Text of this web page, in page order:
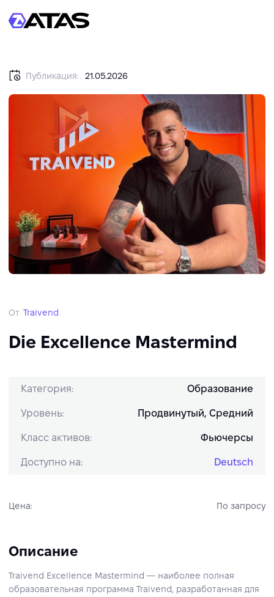
Публикация: 21.05.2026
От Traivend
Die Excellence Mastermind
Категория: Образование
Уровень: Продвинутый, Средний
Класс активов: Фьючерсы
Доступно на: Deutsch
Цена: По запросу
Описание
Traivend Excellence Mastermind — наиболее полная
образовательная программа Traivend, разработанная для